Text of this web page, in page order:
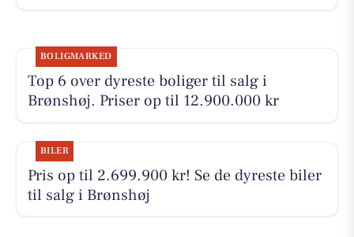
BOLIGMARKED
Top 6 over dyreste boliger til salg i
Brønshøj. Priser op til 12.900.000 kr
BILER
Pris op til 2.699.900 kr! Se de dyreste biler
til salg i Brønshøj